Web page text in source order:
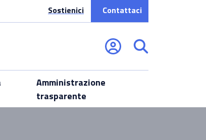
Sostienici Contattaci
Amministrazione
trasparente